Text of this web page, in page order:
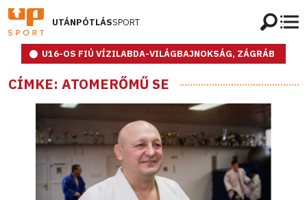
UTÁNPÓTLÁSSPORT
U16-OS FIÚ VÍZILABDA-VILÁGBAJNOKSÁG, ZÁGRÁB
CÍMKE: ATOMERŐMŰ SE